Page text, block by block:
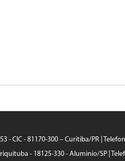
- CIC - 81170-300 – Curitiba/PR |
- 18125-330 - Aluminio/SP |